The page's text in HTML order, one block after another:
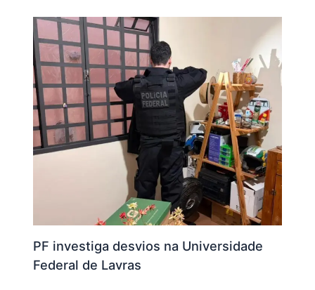
PF investiga desvios na Universidade
Federal de Lavras